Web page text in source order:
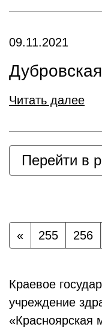
09.11.2021
Читать далее
Перейти в
« 255 256
Краевое
учреждение
«Красноярская